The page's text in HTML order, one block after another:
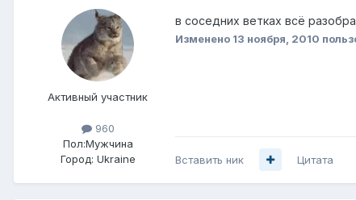
Активный участник
960
Пол:Мужчина
Город: Ukraine
в соседних ветках всё
Изменено 13 ноября, 2010
Вставить ник Цитата